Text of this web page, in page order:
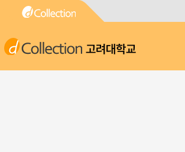
고려대학교